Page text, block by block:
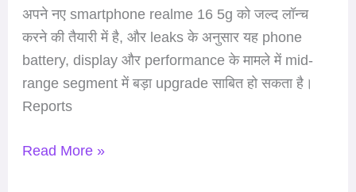
अपने नए smartphone realme 16 5g को जल्द लॉन्च
करने की तैयारी में है, और leaks के अनुसार यह phone
battery, display और performance के मामले में mid-
range segment में बड़ा upgrade साबित हो सकता है।
Reports
Read More »